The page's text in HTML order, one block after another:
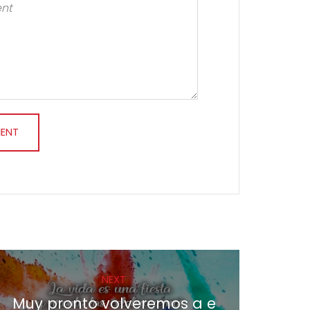
NEXT
Muy pronto volveremos a e